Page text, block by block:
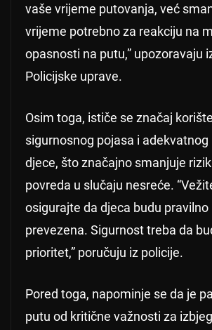
vaše vrijeme putovanja, već
vrijeme potrebno za reakciju na
opasnosti na putu,” upozoravaju
Policijske uprave.
Osim toga, ističe se značaj
sigurnosnog pojasa i adekvatnog
djece, što značajno smanjuje
povreda u slučaju nesreće.
osigurajte da djeca budu pravilno
prevezena. Sigurnost treba da
prioritet,” poručuju iz policije.
Pored toga, napominje se da je
putu od kritične važnosti za